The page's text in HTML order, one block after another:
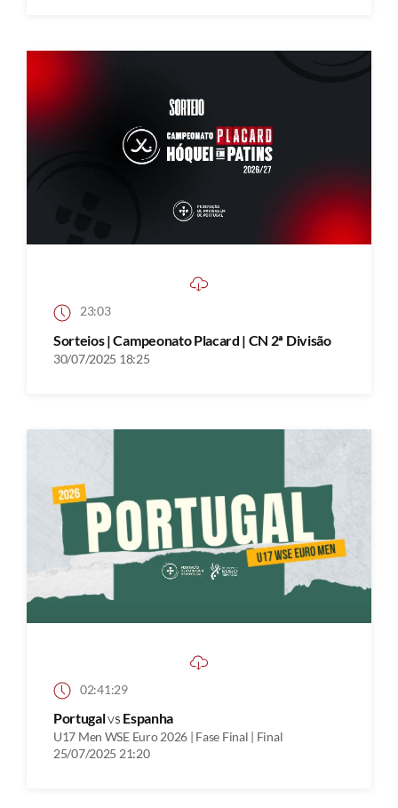
23:03
Sorteios | Campeonato Placard | CN 2ª Divisão
30/07/2025 18:25
02:41:29
Portugalvs Espanha
U17 Men WSE Euro 2026 | Fase Final | Final
25/07/2025 21:20